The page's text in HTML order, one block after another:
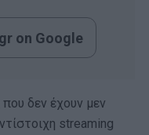
on Google
δεν έχουν μεν
streaming